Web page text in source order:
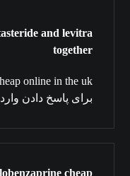
and levitra
together
online in the uk
برای پاسخ دادن
cheap